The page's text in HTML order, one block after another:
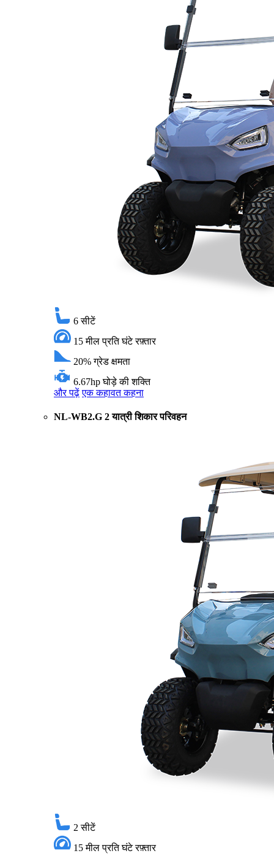
6 सीटें
15 मील प्रति घंटे रफ़्तार
20% ग्रेड क्षमता
6.67hp घोड़े की शक्ति
और पढ़ें एक कहावत कहना
NL-WB2.G 2 यात्री शिकार परिवहन
2 सीटें
15 मील प्रति घंटे रफ़्तार